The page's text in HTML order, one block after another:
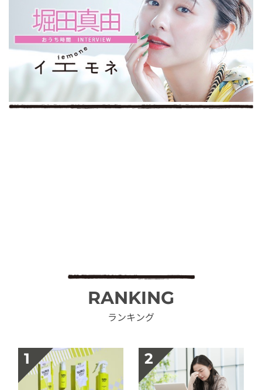
RANKING
ランキング